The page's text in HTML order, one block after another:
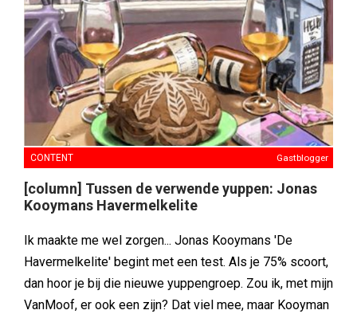
CONTENT Gastblogger
[column] Tussen de verwende yuppen: Jonas
Kooymans Havermelkelite
Ik maakte me wel zorgen... Jonas Kooymans 'De
Havermelkelite' begint met een test. Als je 75% scoort,
dan hoor je bij die nieuwe yuppengroep. Zou ik, met mijn
VanMoof, er ook een zijn? Dat viel mee, maar Kooyman